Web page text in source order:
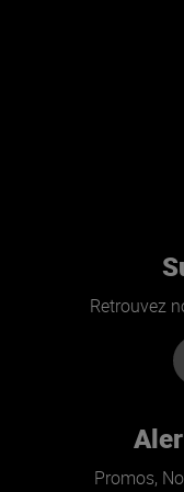
Retrouvez
Promos,